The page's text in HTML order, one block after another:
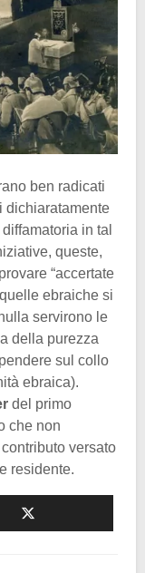
ben radicati
dichiaratamente
in tal
queste,
“accertate
ebraiche si
servirono le
della purezza
sul collo
ebraica).
del primo
che non
versato
residente.